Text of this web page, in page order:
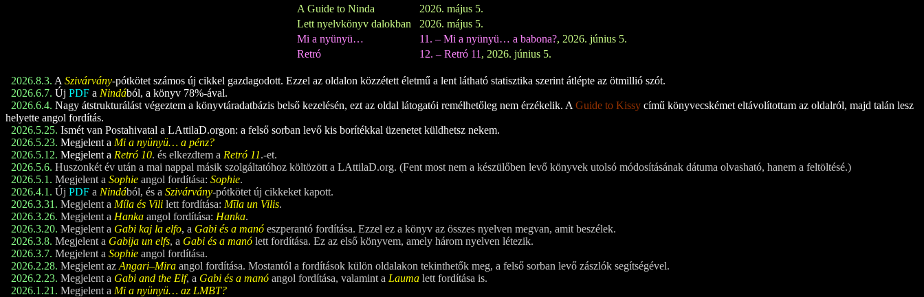
A Guide to Ninda
2026. május 5.
Lett nyelvkönyv dalokban
2026. május 5.
Mi a nyünyü…
11. – Mi a nyünyü… a babona?, 2026. június 5.
Retró
12. – Retró 11 , 2026. június 5.
2026.8.3. A Szivárvány-pótkötet számos új cikkel gazdagodott. Ezzel az oldalon közzétett életmű a lent látható statisztika szerint átlépte az ötmillió szót.
2026.6.7. Új PDF a Nindából, a könyv 78%-ával.
2026.6.4. Nagy átstrukturálást végeztem a könyvtáradatbázis belső kezelésén, ezt az oldal látogatói remélhetőleg nem érzékelik. A Guide to Kissy című könyvecskémet eltávolítottam az oldalról, majd talán lesz
helyette angol fordítás.
2026.5.25. Ismét van Postahivatal a LAttilaD.orgon: a felső sorban levő kis borítékkal üzenetet küldhetsz nekem.
2026.5.23. Megjelent a Mi a nyünyü… a pénz?
2026.5.12. Megjelent a Retró 10. és elkezdtem a Retró 11.-et.
2026.5.6. Huszonkét év után a mai nappal másik szolgáltatóhoz költözött a LAttilaD.org. (Fent most nem a készülőben levő könyvek utolsó módosításának dátuma olvasható, hanem a feltöltésé.)
2026.5.1. Megjelent a Sophie angol fordítása: Sophie.
2026.4.1. Új PDF a Nindából, és a Szivárvány-pótkötet új cikkeket kapott.
2026.3.31. Megjelent a Míla és Vili lett fordítása: Mīla un Vilis.
2026.3.26. Megjelent a Hanka angol fordítása: Hanka.
2026.3.20. Megjelent a Gabi kaj la elfo, a Gabi és a manó eszperantó fordítása. Ezzel ez a könyv az összes nyelven megvan, amit beszélek.
2026.3.8. Megjelent a Gabija un elfs, a Gabi és a manó lett fordítása. Ez az első könyvem, amely három nyelven létezik.
2026.3.7. Megjelent a Sophie angol fordítása.
2026.2.28. Megjelent az Angari–Mira angol fordítása. Mostantól a fordítások külön oldalakon tekinthetők meg, a felső sorban levő zászlók segítségével.
2026.2.23. Megjelent a Gabi and the Elf, a Gabi és a manó angol fordítása, valamint a Lauma lett fordítása is.
2026.1.21. Megjelent a Mi a nyünyü… az LMBT?